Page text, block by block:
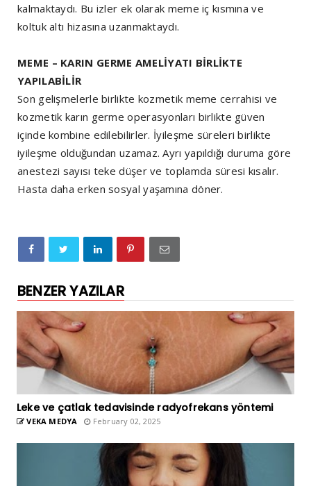
kalmaktaydı. Bu izler ek olarak meme iç kısmına ve
koltuk altı hizasına uzanmaktaydı.
MEME – KARIN GERME AMELİYATI BİRLİKTE
YAPILABİLİR
Son gelişmelerle birlikte kozmetik meme cerrahisi ve
kozmetik karın germe operasyonları birlikte güven
içinde kombine edilebilirler. İyileşme süreleri birlikte
iyileşme olduğundan uzamaz. Ayrı yapıldığı duruma göre
anestezi sayısı teke düşer ve toplamda süresi kısalır.
Hasta daha erken sosyal yaşamına döner.
BENZER YAZILAR
Leke ve çatlak tedavisinde radyofrekans yöntemi
VEKA MEDYA February 02, 2025